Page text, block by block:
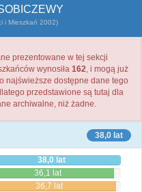
i Mieszkań 2002)
prezentowane w tej sekcji
wynosiła 162, i mogą już
najświeższe dostępne dane tego
przedstawione są tutaj dla
archiwalne, niż żadne.
38,0 lat
38,0 lat
36,1 lat
36,7 lat